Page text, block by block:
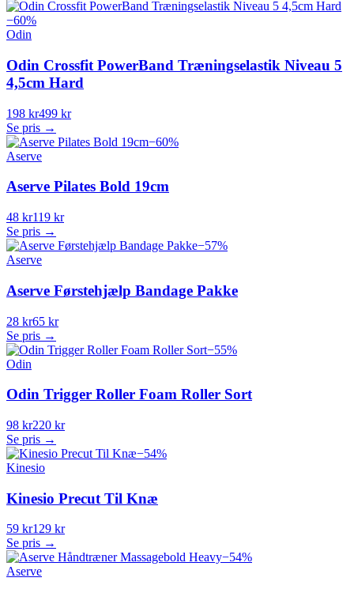
−60%
Odin
Odin Crossfit PowerBand Træningselastik Niveau 5
4,5cm Hard
198 kr499 kr
Se pris →
−60%
Aserve
Aserve Pilates Bold 19cm
48 kr119 kr
Se pris →
−57%
Aserve
Aserve Førstehjælp Bandage Pakke
28 kr65 kr
Se pris →
−55%
Odin
Odin Trigger Roller Foam Roller Sort
98 kr220 kr
Se pris →
−54%
Kinesio
Kinesio Precut Til Knæ
59 kr129 kr
Se pris →
−54%
Aserve